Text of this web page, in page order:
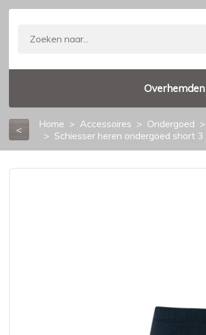
Overhemden
< Home Accessoires Ondergoed
Schiesser heren ondergoed short